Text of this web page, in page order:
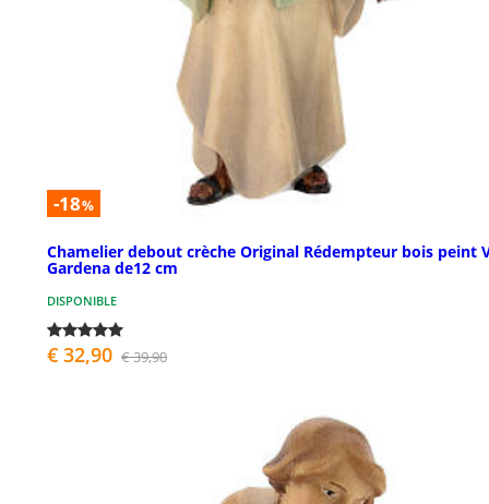
-18%
Chamelier debout crèche Original Rédempteur bois peint
Gardena de12 cm
DISPONIBLE
€ 32,90 € 39,90